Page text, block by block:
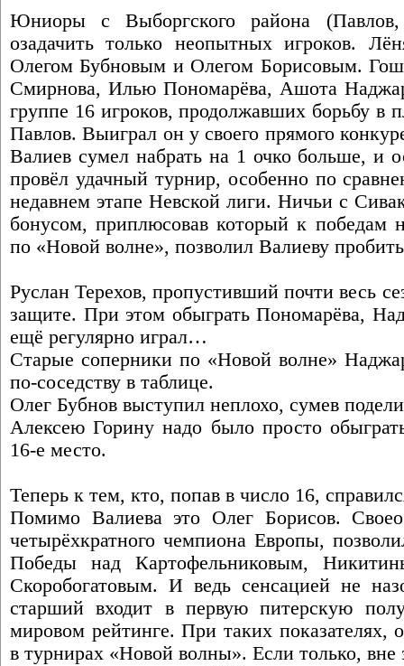
Юниоры с Выборгского района
озадачить только неопытных игроков.
Олегом Бубновым и Олегом Борисовым.
Смирнова, Илью Пономарёва, Ашота
группе 16 игроков, продолжавших борьбу в
Павлов. Выиграл он у своего прямого
Валиев сумел набрать на 1 очко больше, и
провёл удачный турнир, особенно по
недавнем этапе Невской лиги. Ничьи с
бонусом, приплюсовав который к победам
по «Новой волне», позволил Валиеву
Руслан Терехов, пропустивший почти весь
защите. При этом обыграть Пономарёва,
ещё регулярно играл…
Старые соперники по «Новой волне»
по-соседству в таблице.
Олег Бубнов выступил неплохо, сумев
Алексею Горину надо было просто
16-е место.
Теперь к тем, кто, попав в число 16,
Помимо Валиева это Олег Борисов.
четырёхкратного чемпиона Европы,
Победы над Картофельниковым,
Скоробогатовым. И ведь сенсацией не
старший входит в первую питерскую
мировом рейтинге. При таких показателях,
в турнирах «Новой волны». Если только, вне